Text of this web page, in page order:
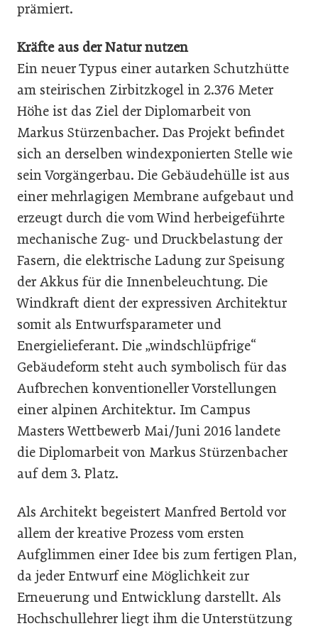
prämiert.
Kräfte aus der Natur nutzen
Ein neuer Typus einer autarken Schutzhütte
am steirischen Zirbitzkogel in 2.376 Meter
Höhe ist das Ziel der Diplomarbeit von
Markus Stürzenbacher. Das Projekt befindet
sich an derselben windexponierten Stelle wie
sein Vorgängerbau. Die Gebäudehülle ist aus
einer mehrlagigen Membrane aufgebaut und
erzeugt durch die vom Wind herbeigeführte
mechanische Zug- und Druckbelastung der
Fasern, die elektrische Ladung zur Speisung
der Akkus für die Innenbeleuchtung. Die
Windkraft dient der expressiven Architektur
somit als Entwurfsparameter und
Energielieferant. Die „windschlüpfrige“
Gebäudeform steht auch symbolisch für das
Aufbrechen konventioneller Vorstellungen
einer alpinen Architektur. Im Campus
Masters Wettbewerb Mai/Juni 2016 landete
die Diplomarbeit von Markus Stürzenbacher
auf dem 3. Platz.
Als Architekt begeistert Manfred Bertold vor
allem der kreative Prozess vom ersten
Aufglimmen einer Idee bis zum fertigen Plan,
da jeder Entwurf eine Möglichkeit zur
Erneuerung und Entwicklung darstellt. Als
Hochschullehrer liegt ihm die Unterstützung